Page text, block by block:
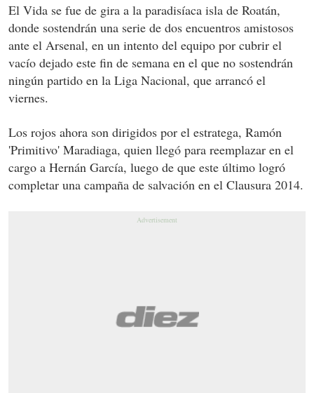
El Vida se fue de gira a la paradisíaca isla de Roatán,
donde sostendrán una serie de dos encuentros amistosos
ante el Arsenal, en un intento del equipo por cubrir el
vacío dejado este fin de semana en el que no sostendrán
ningún partido en la Liga Nacional, que arrancó el
viernes.
Los rojos ahora son dirigidos por el estratega, Ramón
'Primitivo' Maradiaga, quien llegó para reemplazar en el
cargo a Hernán García, luego de que este último logró
completar una campaña de salvación en el Clausura 2014.